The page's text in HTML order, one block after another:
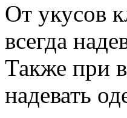
От укусов
всегда
Также при
надевать